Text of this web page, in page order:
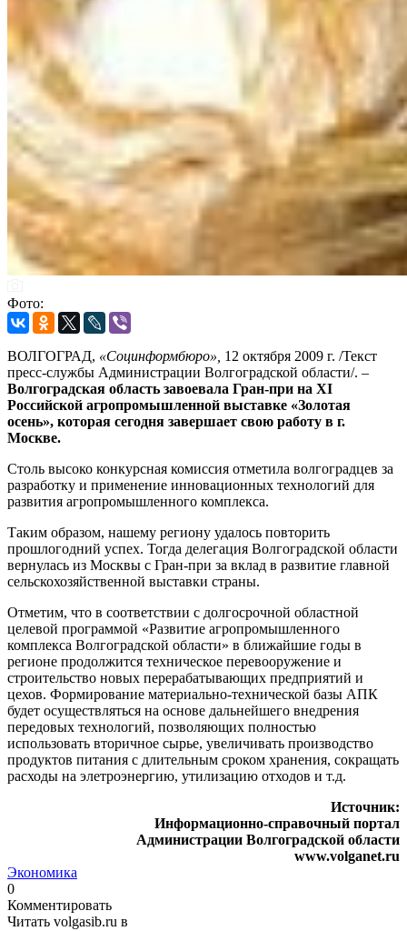
Фото:
ВОЛГОГРАД, «Социнформбюро», 12 октября 2009 г. /Текст
пресс-службы Администрации Волгоградской области/. –
Волгоградская область завоевала Гран-при на XI
Российской агропромышленной выставке «Золотая
осень», которая сегодня завершает свою работу в г.
Москве.
Столь высоко конкурсная комиссия отметила волгоградцев за
разработку и применение инновационных технологий для
развития агропромышленного комплекса.
Таким образом, нашему региону удалось повторить
прошлогодний успех. Тогда делегация Волгоградской области
вернулась из Москвы с Гран-при за вклад в развитие главной
сельскохозяйственной выставки страны.
Отметим, что в соответствии с долгосрочной областной
целевой программой «Развитие агропромышленного
комплекса Волгоградской области» в ближайшие годы в
регионе продолжится техническое перевооружение и
строительство новых перерабатывающих предприятий и
цехов. Формирование материально-технической базы АПК
будет осуществляться на основе дальнейшего внедрения
передовых технологий, позволяющих полностью
использовать вторичное сырье, увеличивать производство
продуктов питания с длительным сроком хранения, сокращать
расходы на элетроэнергию, утилизацию отходов и т.д.
Источник:
Информационно-справочный портал
Администрации Волгоградской области
www.volganet.ru
Экономика
0
Комментировать
Читать volgasib.ru в